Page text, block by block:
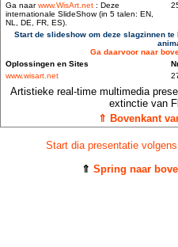
Ga naarwww.WisArt.net : Deze
internationale SlideShow (in 5 talen: EN,
NL, DE, FR, ES).
Start de slideshow om deze slagzinnen
Ga daarvoor naar
Oplossingen en Sites
www.wisart.net
Artistieke real-time multimedia
extinctie van
⇑ Bovenkant
Start dia presentatie
⇑ Spring naar